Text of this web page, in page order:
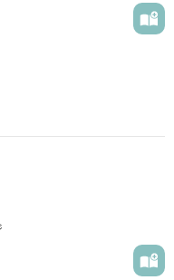
私じゃない人がいた